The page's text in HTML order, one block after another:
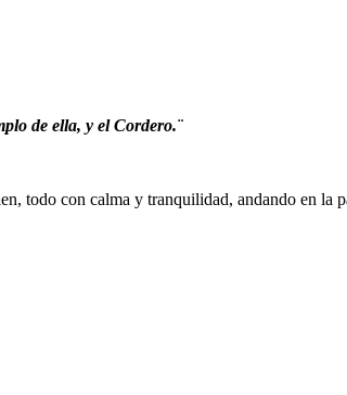
de ella, y el Cordero.¨
todo con calma y tranquilidad, andando en la